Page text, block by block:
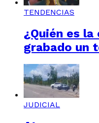
TENDENCIAS
¿Quién es
grabado un
JUDICIAL